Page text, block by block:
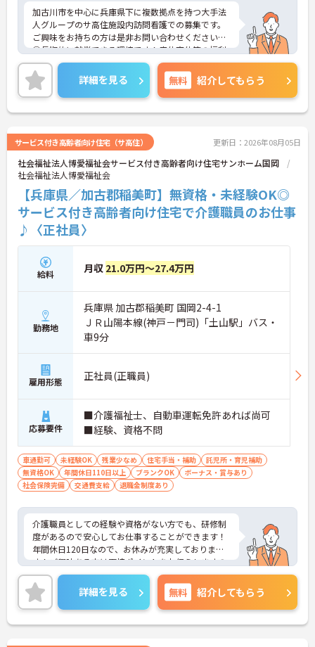
加古川市を中心に兵庫県下に複数拠点を持つ大手法
人グループのサ高住施設内訪問看護での募集です。
ご興味をお持ちの方は是非お問い合わせください！
①長期的に就業できる環境です！産休育休等の福利
厚生はもちろん、復帰後の時短勤務や、施設によっ
ては事業所内保育を行っていたり、子連れ出勤して
働いているスタッフもいらっしゃいます。
②法人内移動可能！年1回異動希望が提出すること
ができるので、家庭環境に合わせてやキャリアアッ
ことも可能です。
詳細を見る 無料 紹介してもらう
サービス付き高齢者向け住宅（サ高住） 更新日：2026年08月05日
社会福祉法人博愛福祉会サービス付き高齢者向け住宅サンホーム国岡
社会福祉法人博愛福祉会
【兵庫県／加古郡稲美町】無資格・未経験OK◎
サービス付き高齢者向け住宅で介護職員のお仕事
♪〈正社員〉
給料 月収 21.0万円～27.4万円
勤務地
兵庫県 加古郡稲美町 国岡2-4-1
ＪＲ山陽本線(神戸－門司)「土山駅」バス・
車9分
雇用形態 正社員(正職員)
応募要件
■介護福祉士、自動車運転免許あれば尚可
■経験、資格不問
車通勤可 未経験OK 残業少なめ 住宅手当・補助
託児所・育児補助
無資格OK
年間休日110日以上 ブランクOK
ボーナス・賞与あり
社会保険完備
交通費支給 退職金制度あり
介護職員としての経験や資格がない方でも、研修制
度があるので安心してお仕事することができます！
年間休日120日なので、お休みが充実しておりま
す！ご興味ある方は面接ポイントをお伝えしますの
で、お気軽にお問い合わせください♪
詳細を見る 無料 紹介してもらう